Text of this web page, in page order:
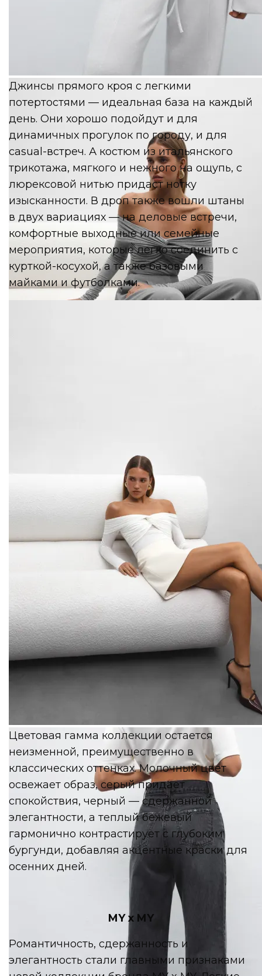
Marsego
Marsego
Джинсы прямого кроя с легкими
потертостями — идеальная база на каждый
день. Они хорошо подойдут и для
динамичных прогулок по городу, и для
casual-встреч. А костюм из итальянского
трикотажа, мягкого и нежного на ощупь, с
люрексовой нитью придаст нотку
изысканности. В дроп также вошли штаны
в двух вариациях — на деловые встречи,
комфортные выходные или семейные
мероприятия, которые легко соединить с
курткой-косухой, а также базовыми
майками и футболками.
Marsego
Цветовая гамма коллекции остается
неизменной, преимущественно в
классических оттенках. Молочный цвет
освежает образ, серый придает
спокойствия, черный — сдержанной
элегантности, а теплый бежевый
гармонично контрастирует с глубоким
бургунди, добавляя акцентные краски для
осенних дней.
MY x MY
Романтичность, сдержанность и
элегантность стали главными признаками